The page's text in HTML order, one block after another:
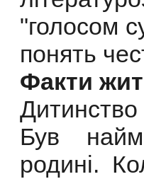
"голосом
понять
Факти
Дитинство
Був
родині.